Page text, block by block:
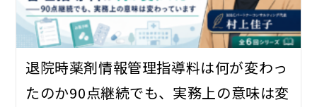
退院時薬剤情報管理指導料は何が変わっ
たのか――90点継続でも、実務上の意味は変